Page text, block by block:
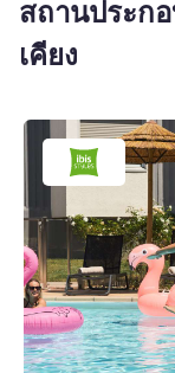
สถานประก
เคียง